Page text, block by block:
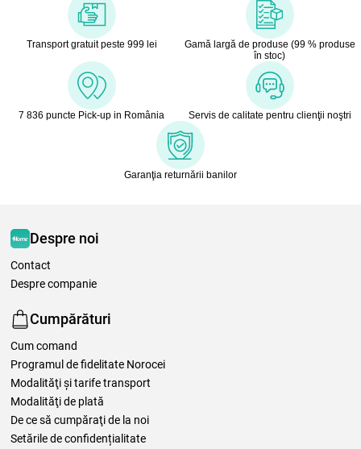
Transport gratuit peste 999 lei
Gamă largă de produse (99 % produse
în stoc)
7 836 puncte Pick-up in România Servis de calitate pentru clienţii noştri
Garanţia returnării banilor
Despre noi
Contact
Despre companie
Cumpărături
Cum comand
Programul de fidelitate Norocei
Modalităţi şi tarife transport
Modalităţi de plată
De ce să cumpăraţi de la noi
Setările de confidențialitate